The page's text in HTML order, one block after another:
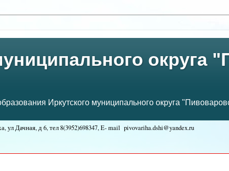
округа
Иркутского муниципального округа
ул Дачная, д 6, тел8(3952)698347, E- mail pivovariha.dshi@yandex.ru